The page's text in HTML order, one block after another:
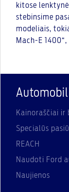
kitose
stebinsime
modeliais,
Mach-E
Kainoraščiai ir
Specialūs
REACH
Naudoti Ford
Naujienos